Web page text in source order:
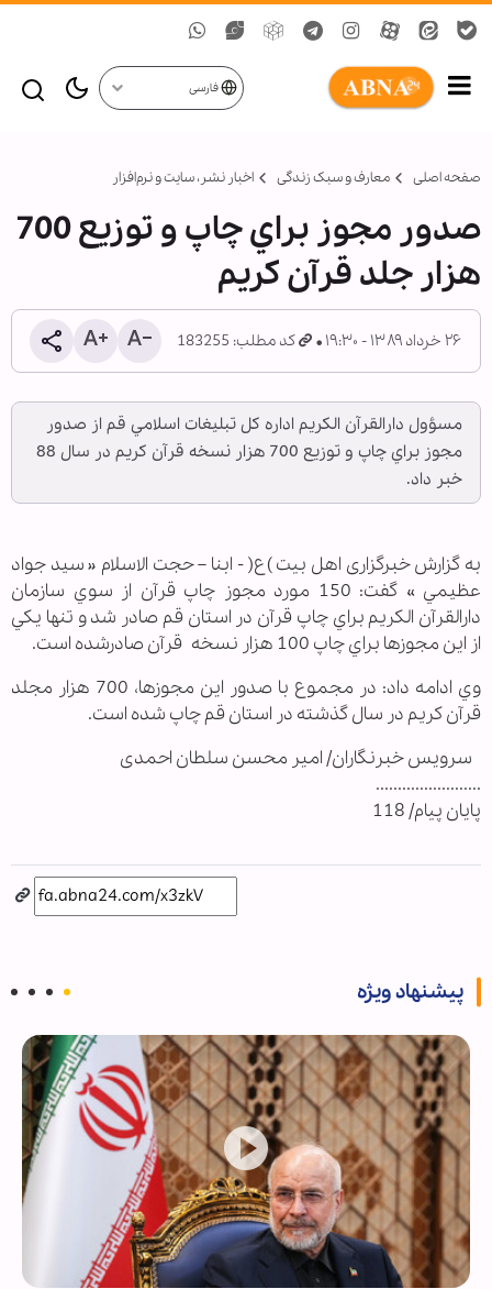
فارسی
صفحه اصلی معارف و سبک زندگی اخبار نشر، سايت و نرم‌افزار
صدور مجوز براي چاپ و توزيع 700
هزار جلد قرآن كريم
۲۶ خرداد ۱۳۸۹ - ۱۹:۳۰ کد مطلب: 183255
مسؤول دارالقرآن الکريم اداره کل تبليغات اسلامي قم از صدور
مجوز براي چاپ و توزيع 700 هزار نسخه قرآن كريم در سال 88
خبر داد.
به گزارش خبرگزاری اهل بیت )ع( - ابنا – حجت ‌الاسلام « سيد جواد
عظيمي » گفت: 150 مورد مجوز چاپ قرآن از سوي سازمان
دارالقرآن الکريم براي چاپ قرآن در استان قم صادر شد و تنها يكي
از اين مجوزها براي چاپ 100 هزار نسخه قرآن صادرشده است.
وي ادامه داد: در مجموع با صدور اين مجوزها، 700 هزار مجلد
قرآن كريم در سال گذشته در استان قم چاپ شده است.
سرویس خبرنگاران/ امیر محسن سلطان احمدی
........................
پایان پیام/ 118
پیشنهاد ویژه